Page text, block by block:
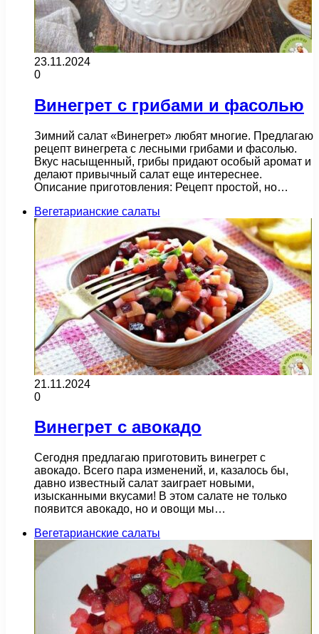
23.11.2024
0
Винегрет с грибами и фасолью
Зимний салат «Винегрет» любят многие. Предлагаю
рецепт винегрета с лесными грибами и фасолью.
Вкус насыщенный, грибы придают особый аромат и
делают привычный салат еще интереснее.
Описание приготовления: Рецепт простой, но…
Вегетарианские салаты
21.11.2024
0
Винегрет с авокадо
Сегодня предлагаю приготовить винегрет с
авокадо. Всего пара изменений, и, казалось бы,
давно известный салат заиграет новыми,
изысканными вкусами! В этом салате не только
появится авокадо, но и овощи мы…
Вегетарианские салаты